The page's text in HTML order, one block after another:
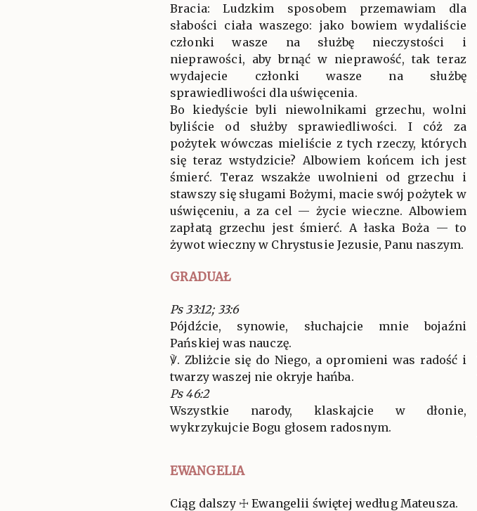
Bracia: Ludzkim sposobem przemawiam dla
słabości ciała waszego: jako bowiem wydaliście
członki wasze na służbę nieczystości i
nieprawości, aby brnąć w nieprawość, tak teraz
wydajecie członki wasze na służbę
sprawiedliwości dla uświęcenia.
Bo kiedyście byli niewolnikami grzechu, wolni
byliście od służby sprawiedliwości. I cóż za
pożytek wówczas mieliście z tych rzeczy, których
się teraz wstydzicie? Albowiem końcem ich jest
śmierć. Teraz wszakże uwolnieni od grzechu i
stawszy się sługami Bożymi, macie swój pożytek w
uświęceniu, a za cel — życie wieczne. Albowiem
zapłatą grzechu jest śmierć. A łaska Boża — to
żywot wieczny w Chrystusie Jezusie, Panu naszym.
GRADUAŁ
Ps 33:12; 33:6
Pójdźcie, synowie, słuchajcie mnie bojaźni
Pańskiej was nauczę.
℣. Zbliżcie się do Niego, a opromieni was radość i
twarzy waszej nie okryje hańba.
Ps 46:2
Wszystkie narody, klaskajcie w dłonie,
wykrzykujcie Bogu głosem radosnym.
EWANGELIA
Ciąg dalszy ☩ Ewangelii świętej według Mateusza.